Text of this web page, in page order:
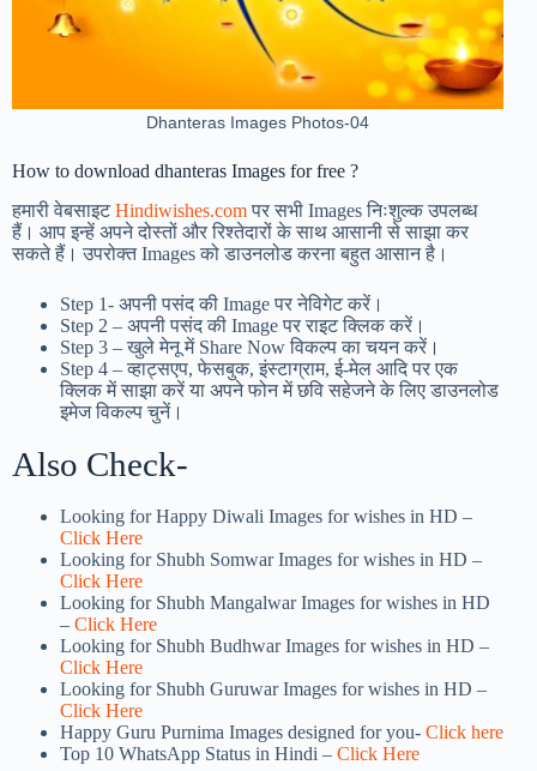
Dhanteras Images Photos-04
How to download dhanteras Images for free ?
हमारी वेबसाइटHindiwishes.comपर सभी Images निःशुल्क उपलब्ध
हैं। आप इन्हें अपने दोस्तों और रिश्तेदारों के साथ आसानी से साझा कर
सकते हैं। उपरोक्त Images को डाउनलोड करना बहुत आसान है।
Step 1- अपनी पसंद की Image पर नेविगेट करें।
Step 2 – अपनी पसंद की Image पर राइट क्लिक करें।
Step 3 – खुले मेनू में Share Now विकल्प का चयन करें।
Step 4 – व्हाट्सएप, फेसबुक, इंस्टाग्राम, ई-मेल आदि पर एक
क्लिक में साझा करें या अपने फोन में छवि सहेजने के लिए डाउनलोड
इमेज विकल्प चुनें।
Also Check-
Looking for Happy Diwali Images for wishes in HD –
Click Here
Looking for Shubh Somwar Images for wishes in HD –
Click Here
Looking for Shubh Mangalwar Images for wishes in HD
– Click Here
Looking for Shubh Budhwar Images for wishes in HD –
Click Here
Looking for Shubh Guruwar Images for wishes in HD –
Click Here
Happy Guru Purnima Images designed for you- Click here
Top 10 WhatsApp Status in Hindi – Click Here